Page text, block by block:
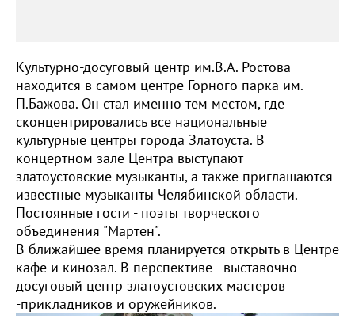
Культурно-досуговый центр им.В.А. Ростова
находится в самом центре Горного парка им.
П.Бажова. Он стал именно тем местом, где
сконцентрировались все национальные
культурные центры города Златоуста. В
концертном зале Центра выступают
златоустовские музыканты, а также приглашаются
известные музыканты Челябинской области.
Постоянные гости - поэты творческого
объединения "Мартен".
В ближайшее время планируется открыть в Центре
кафе и кинозал. В перспективе - выставочно-
досуговый центр златоустовских мастеров
-прикладников и оружейников.